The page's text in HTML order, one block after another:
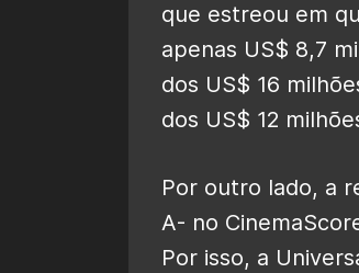
que estreou em
apenas US$ 8,7
dos US$ 16
dos US$ 12
Por outro lado, a
A- no
Por isso, a